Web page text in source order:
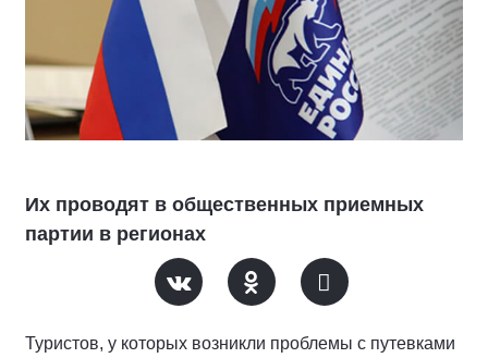
Их проводят в общественных приемных
партии в регионах
Туристов, у которых возникли проблемы с путевками